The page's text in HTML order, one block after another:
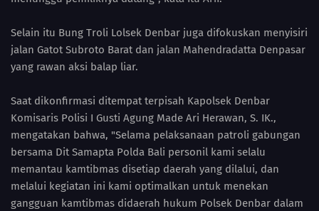
Selain itu Bung Troli Lolsek Denbar juga difokuskan menyisiri
jalan Gatot Subroto Barat dan jalan Mahendradatta Denpasar
yang rawan aksi balap liar.
Saat dikonfirmasi ditempat terpisah Kapolsek Denbar
Komisaris Polisi I Gusti Agung Made Ari Herawan, S. IK.,
mengatakan bahwa, "Selama pelaksanaan patroli gabungan
bersama Dit Samapta Polda Bali personil kami selalu
memantau kamtibmas disetiap daerah yang dilalui, dan
melalui kegiatan ini kami optimalkan untuk menekan
gangguan kamtibmas didaerah hukum Polsek Denbar dalam